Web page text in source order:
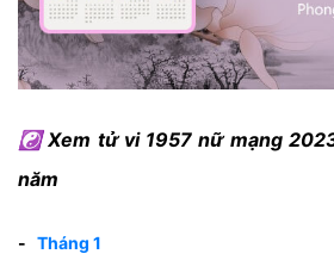
☯ Xem tử vi 1957 nữ mạng
năm
- Tháng 1